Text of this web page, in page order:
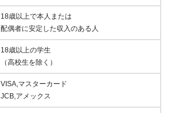
18歳以上で本人または
配偶者に安定した収入のある人
18歳以上の学生
（高校生を除く）
VISA,マスターカード
JCB,アメックス